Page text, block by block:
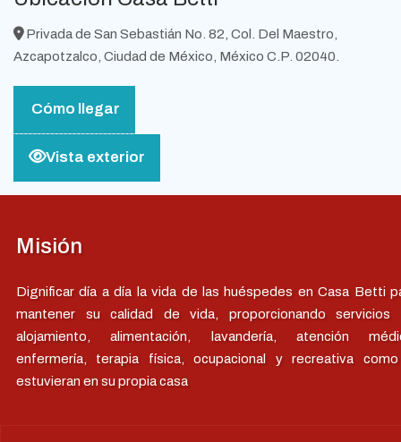
Privada de San Sebastián No. 82, Col. Del Maestro,
Azcapotzalco, Ciudad de México, México C.P. 02040.
Cómo llegar
Vista exterior
Misión
Dignificar día a día la vida de las huéspedes en Casa Betti
mantener su calidad de vida, proporcionando servicios
alojamiento, alimentación, lavandería, atención
enfermería, terapia física, ocupacional y recreativa
estuvieran en su propia casa